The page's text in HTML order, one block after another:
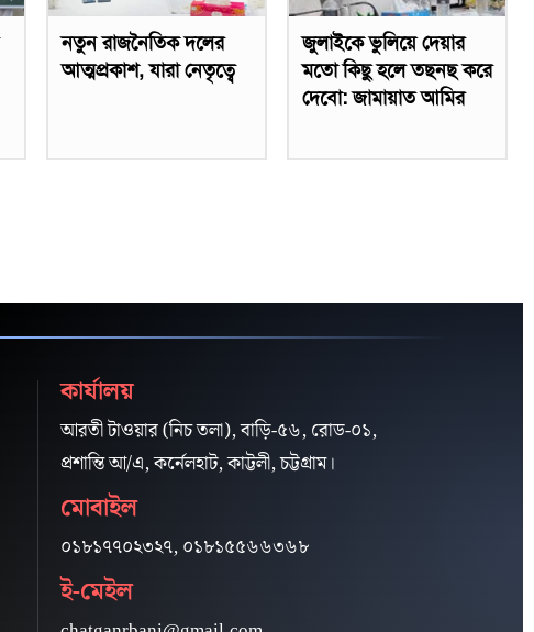
নতুন রাজনৈতিক দলের
আত্মপ্রকাশ, যারা নেতৃত্বে
জুলাইকে ভুলিয়ে দেয়ার
মতো কিছু হলে তছনছ করে
দেবো: জামায়াত আমির
কার্যালয়
আরতী টাওয়ার (নিচ তলা), বাড়ি-৫৬, রোড-০১,
প্রশান্তি আ/এ, কর্নেলহাট, কাট্টলী, চট্টগ্রাম।
মোবাইল
০১৮১৭৭০২৩২৭, ০১৮১৫৫৬৬৩৬৮
ই-মেইল